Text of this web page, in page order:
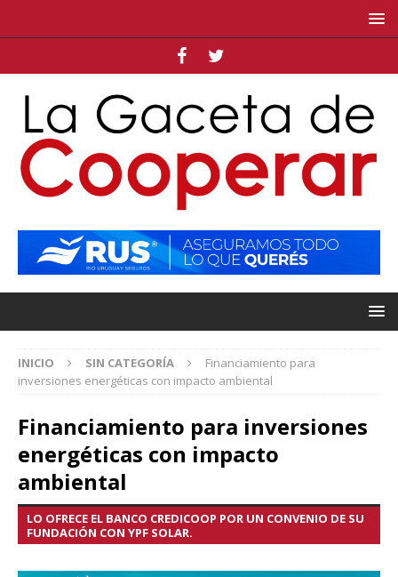
INICIO SIN CATEGORÍA
Financiamiento para
inversiones energéticas con impacto ambiental
Financiamiento para inversiones
energéticas con impacto
ambiental
LO OFRECE EL BANCO CREDICOOP POR UN CONVENIO DE SU
FUNDACIÓN CON YPF SOLAR.